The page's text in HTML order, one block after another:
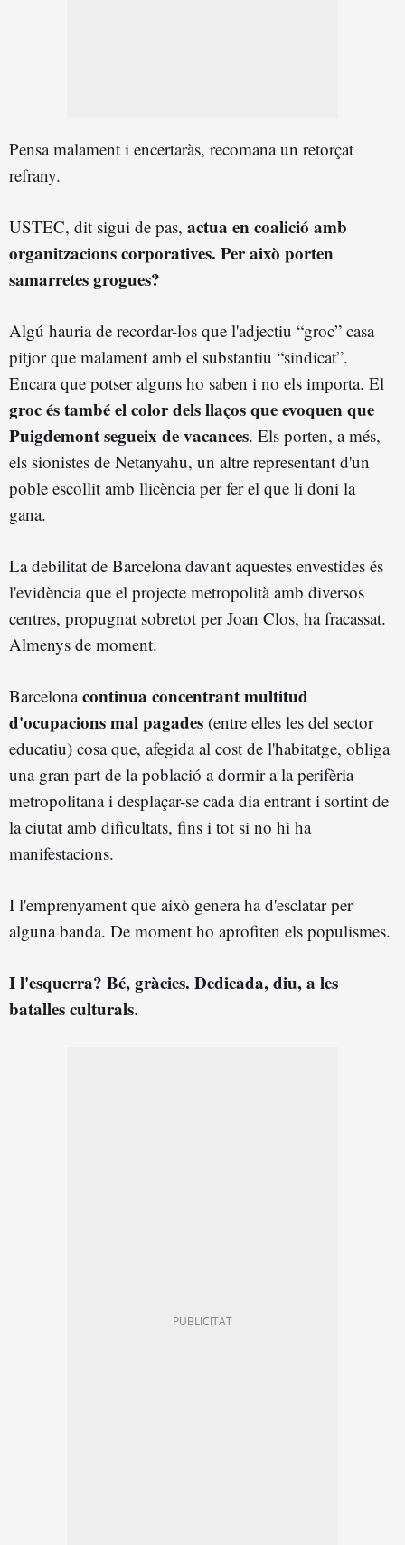
Pensa malament i encertaràs, recomana un retorçat
refrany.
USTEC, dit sigui de pas, actua en coalició amb
organitzacions corporatives. Per això porten
samarretes grogues?
Algú hauria de recordar-los que l'adjectiu “groc” casa
pitjor que malament amb el substantiu “sindicat”.
Encara que potser alguns ho saben i no els importa. El
groc és també el color dels llaços que evoquen que
Puigdemont segueix de vacances. Els porten, a més,
els sionistes de Netanyahu, un altre representant d'un
poble escollit amb llicència per fer el que li doni la
gana.
La debilitat de Barcelona davant aquestes envestides és
l'evidència que el projecte metropolità amb diversos
centres, propugnat sobretot per Joan Clos, ha fracassat.
Almenys de moment.
Barcelonacontinua concentrant multitud
d'ocupacions mal pagades (entre elles les del sector
educatiu) cosa que, afegida al cost de l'habitatge, obliga
una gran part de la població a dormir a la perifèria
metropolitana i desplaçar-se cada dia entrant i sortint de
la ciutat amb dificultats, fins i tot si no hi ha
manifestacions.
I l'emprenyament que això genera ha d'esclatar per
alguna banda. De moment ho aprofiten els populismes.
I l'esquerra? Bé, gràcies. Dedicada, diu, a les
batalles culturals.